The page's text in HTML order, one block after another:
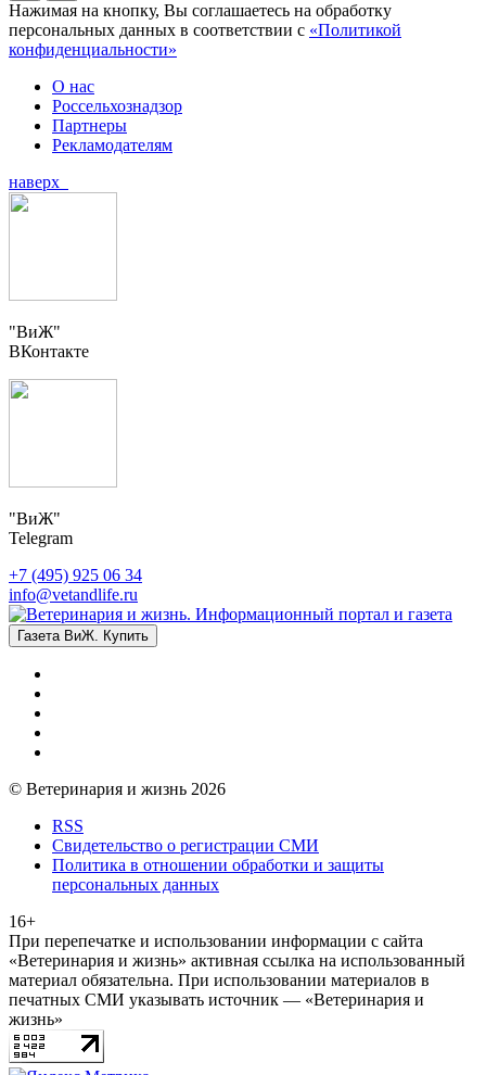
Нажимая на кнопку, Вы соглашаетесь на обработку
персональных данных в соответствии с «Политикой
конфиденциальности»
О нас
Россельхознадзор
Партнеры
Рекламодателям
наверх
"ВиЖ"
ВКонтакте
"ВиЖ"
Telegram
+7 (495) 925 06 34
info@vetandlife.ru
Газета ВиЖ. Купить
© Ветеринария и жизнь 2026
RSS
Свидетельство о регистрации СМИ
Политика в отношении обработки и защиты
персональных данных
16+
При перепечатке и использовании информации с сайта
«Ветеринария и жизнь» активная ссылка на использованный
материал обязательна. При использовании материалов в
печатных СМИ указывать источник — «Ветеринария и
жизнь»